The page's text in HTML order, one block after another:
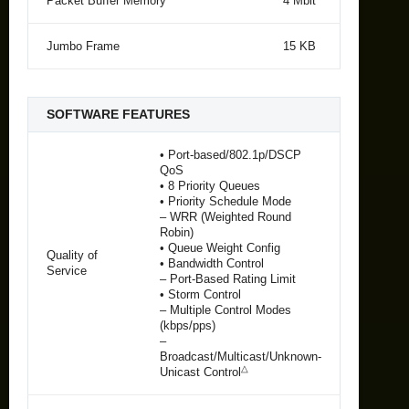
Jumbo Frame 15 KB
SOFTWARE FEATURES
Quality of
Service
• Port-based/802.1p/DSCP
QoS
• 8 Priority Queues
• Priority Schedule Mode
– WRR (Weighted Round
Robin)
• Queue Weight Config
• Bandwidth Control
– Port-Based Rating Limit
• Storm Control
– Multiple Control Modes
(kbps/pps)
–
Broadcast/Multicast/Unknown-
Unicast Control △